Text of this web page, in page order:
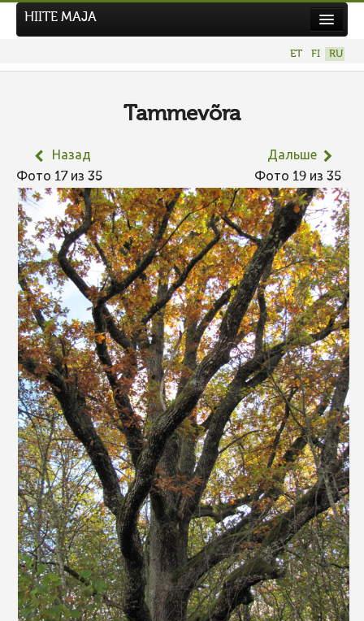
НОВЫЙ ФОТОКОНКУРС
ПРЕДЫДУЩИЕ КОНКУРСЫ
HIITE MAJA
ET FI RU
Tammevõra
Назад
Фото 17 из 35
Дальше
Фото 19 из 35